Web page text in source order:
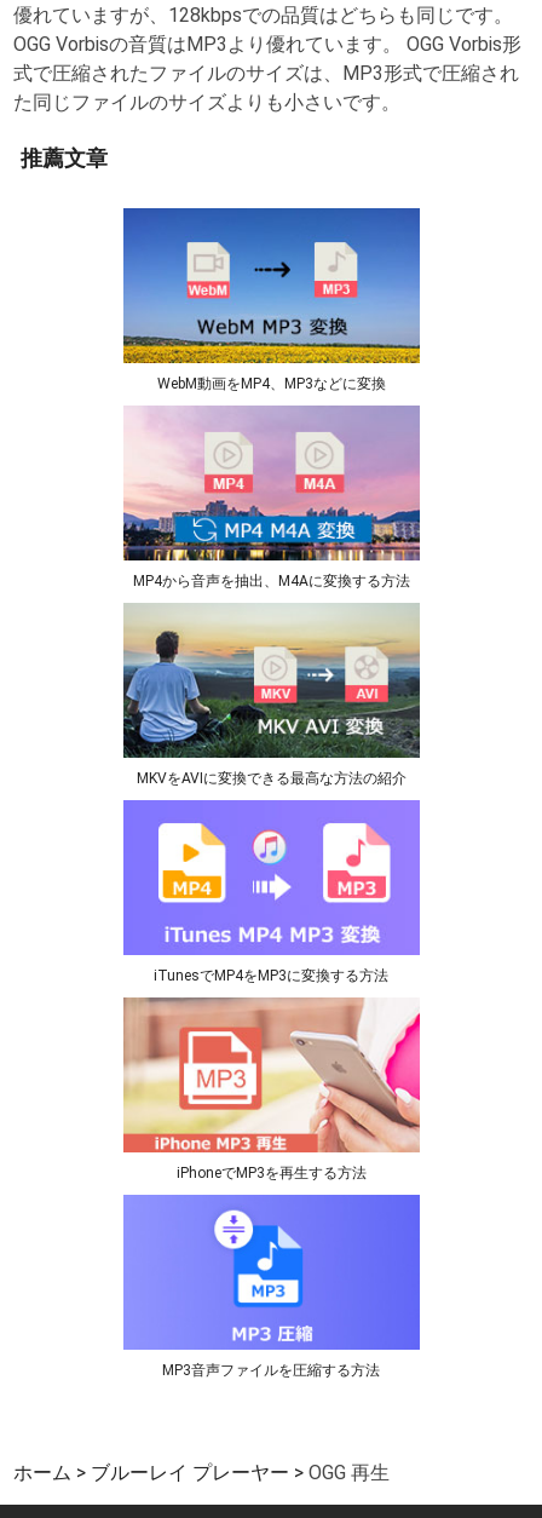
優れていますが、128kbpsでの品質はどちらも同じです。
OGG Vorbisの音質はMP3より優れています。 OGG Vorbis形
式で圧縮されたファイルのサイズは、MP3形式で圧縮され
た同じファイルのサイズよりも小さいです。
推薦文章
WebM動画をMP4、MP3などに変換
MP4から音声を抽出、M4Aに変換する方法
MKVをAVIに変換できる最高な方法の紹介
iTunesでMP4をMP3に変換する方法
iPhoneでMP3を再生する方法
MP3音声ファイルを圧縮する方法
ホーム ブルーレイ プレーヤー OGG 再生